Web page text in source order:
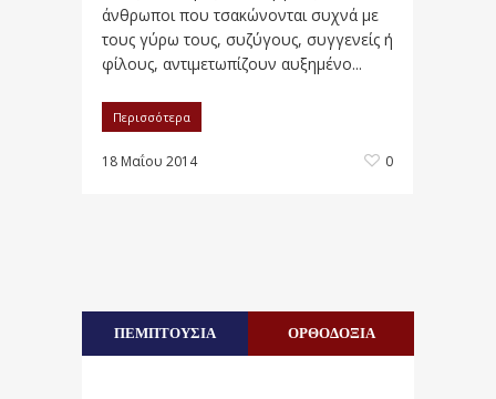
άνθρωποι που τσακώνονται συχνά με
τους γύρω τους, συζύγους, συγγενείς ή
φίλους, αντιμετωπίζουν αυξημένο...
Περισσότερα
18 Μαΐου 2014 0
ΠΕΜΠΤΟΥΣΙΑ ΟΡΘΟΔΟΞΙΑ